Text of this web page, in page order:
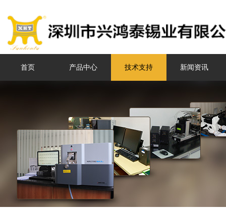
首页 产品中心 技术支持 新闻资讯